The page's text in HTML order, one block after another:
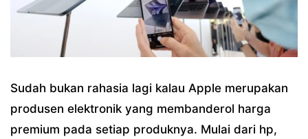
Sudah bukan rahasia lagi kalau Apple merupakan
produsen elektronik yang membanderol harga
premium pada setiap produknya. Mulai dari hp,